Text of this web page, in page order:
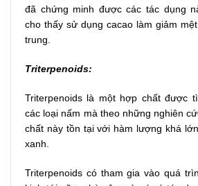
đã chứng minh được các tác dụng
cho thấy sử dụng cacao làm giảm
trung.
Triterpenoids:
Triterpenoids là một hợp chất được
các loại nấm mà theo những nghiên
chất này tồn tại với hàm lượng khá
xanh.
Triterpenoids có tham gia vào quá